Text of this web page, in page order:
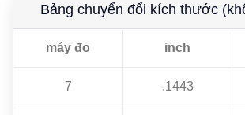
Bảng chuyển đổi kích thước
máy đo inch
7 .1443